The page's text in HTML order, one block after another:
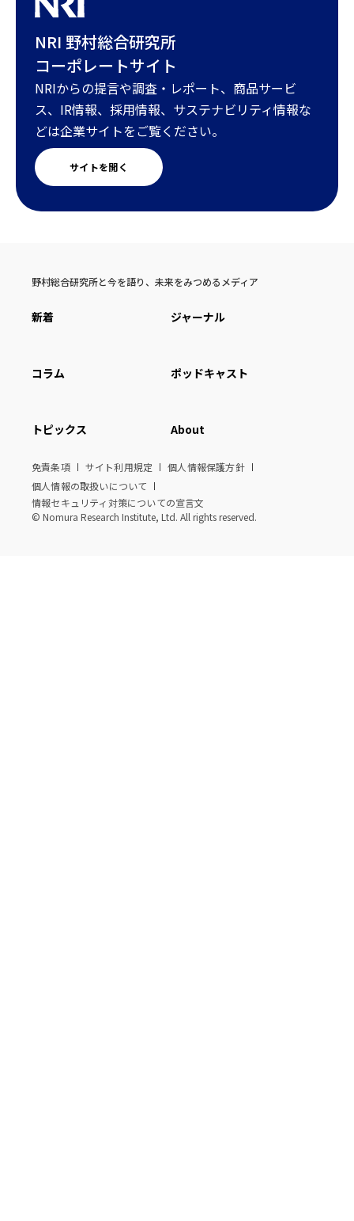
NRI 野村総合研究所
コーポレートサイト
NRIからの提言や調査・レポート、商品サービ
ス、IR情報、採用情報、サステナビリティ情報な
どは企業サイトをご覧ください。
サイトを開く
野村総合研究所と今を語り、未来をみつめるメディア
新着 ジャーナル
コラム ポッドキャスト
トピックス About
免責条項 サイト利用規定
個人情報保護方針
個人情報の取扱いについて
情報セキュリティ対策についての宣言文
© Nomura Research Institute, Ltd. All rights reserved.